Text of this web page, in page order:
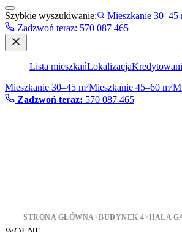
Szybkie wyszukiwanie: Mieszkanie 30–45
Zadzwoń teraz: 570 087 465
Lista mieszkańLokalizacja
Mieszkanie 30–45 m²Mieszkanie 45–60 m²
Zadzwoń teraz: 570 087 465
STRONA GŁÓWNA>BUDYNEK 4>HALA